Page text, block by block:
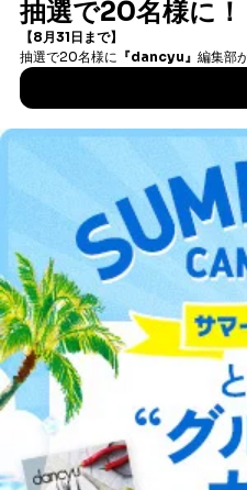
本人の同意を得ることなく
ません。ただし、次の場合
法令に基づく場合
人の生命､身体または財
場合であって、本人の同
き。
に特に必要がある場合
とが困難である場合。
国の機関もしくは地方
た者が法令の定める事務
する必要がある場合であ
により当該事務の遂行
き。
上記２．の利用目的を実
だ企業に、業務の一部と
託・提供する場合、その
供先企業に個人情報を
委託・提供先企業は具
が、これらに限りません
委託先：カスタマー
トカード決済などの
告配信サービス会社
書籍）が無料
ご利用方
総
アフィリエイト
プレスリリース
利用規約プライバシーポリシー 特定商取
投資家の皆様